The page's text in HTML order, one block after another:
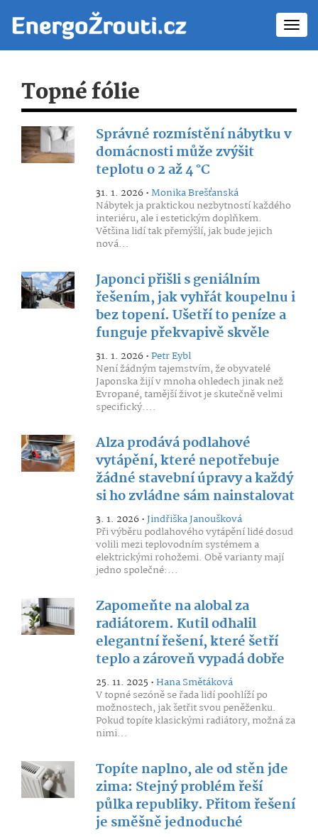
Topné fólie
Správné rozmístění nábytku v
domácnosti může zvýšit
teplotu o 2 až 4 °C
31. 1. 2026 •Monika Brešťanská
Nábytek ja praktickou nezbytností každého
interiéru, ale i estetickým doplňkem.
Většina lidí tak přemýšlí, jak bude jejich
nová...
Japonci přišli s geniálním
řešením, jak vyhřát koupelnu i
bez topení. Ušetří to peníze a
funguje překvapivě skvěle
31. 1. 2026 •Petr Eybl
Není žádným tajemstvím, že obyvatelé
Japonska žijí v mnoha ohledech jinak než
Evropané, tamější život je skutečně velmi
specifický....
Alza prodává podlahové
vytápění, které nepotřebuje
žádné stavební úpravy a každý
si ho zvládne sám nainstalovat
3. 1. 2026 •Jindřiška Janoušková
Při výběru podlahového vytápění lidé dosud
volili mezi teplovodním systémem a
elektrickými rohožemi. Obě varianty mají
jedno společné:...
Zapomeňte na alobal za
radiátorem. Kutil odhalil
elegantní řešení, které šetří
teplo a zároveň vypadá dobře
25. 11. 2025 •Hana Smětáková
V topné sezóně se řada lidí poohlíží po
možnostech, jak šetřit svou peněženku.
Pokud topíte klasickými radiátory, možná za
nimi...
Topíte naplno, ale od stěn jde
zima: Stejný problém řeší
půlka republiky. Přitom řešení
je směšně jednoduché